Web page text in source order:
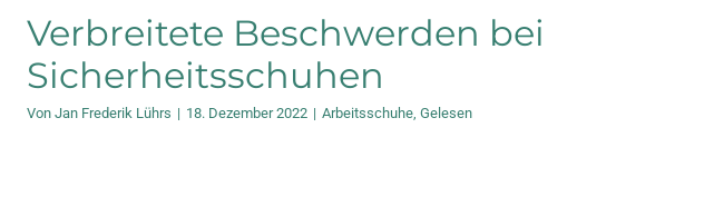
Verbreitete Beschwerden bei
Sicherheitsschuhen
Von Jan Frederik Lührs | 18. Dezember 2022 | Arbeitsschuhe Gelesen